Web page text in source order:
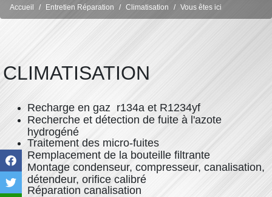
Accueil Entretien Réparation Climatisation Vous êtes ici
CLIMATISATION
Recharge en gaz r134a et R1234yf
Recherche et détection de fuite à l'azote
hydrogéné
Traitement des micro-fuites
Remplacement de la bouteille filtrante
Montage condenseur, compresseur, canalisation,
détendeur, orifice calibré
Réparation canalisation